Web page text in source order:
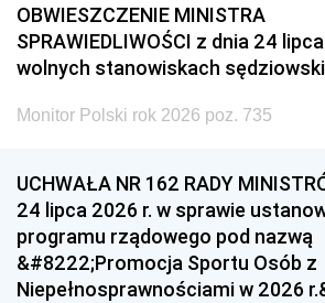
OBWIESZCZENIE MINISTRA
SPRAWIEDLIWOŚCI z dnia 24
wolnych stanowiskach
Monitor Polski rok 2026 poz. 735
UCHWAŁA NR 162 RADY
24 lipca 2026 r. w sprawie
programu rządowego pod nazwą
&#8222;Promocja Sportu Osób z
Niepełnosprawnościami w 2026